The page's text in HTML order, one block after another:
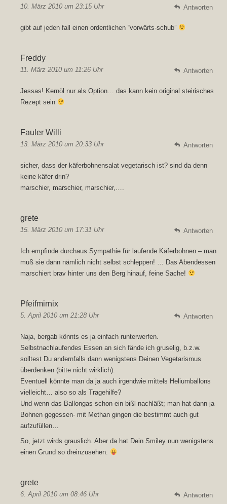
10. März 2010 um 23:15 Uhr
gibt auf jeden fall einen ordentlichen “vorwärts-schub”
Antworten
Freddy
11. März 2010 um 11:26 Uhr
Jessas! Kernöl nur als Option… das kann kein original steirisches
Rezept sein
Antworten
Fauler Willi
13. März 2010 um 20:33 Uhr
sicher, dass der käferbohnensalat vegetarisch ist? sind da denn
keine käfer drin?
marschier, marschier, marschier,….
Antworten
grete
15. März 2010 um 17:31 Uhr
Ich empfinde durchaus Sympathie für laufende Käferbohnen – man
muß sie dann nämlich nicht selbst schleppen! … Das Abendessen
marschiert brav hinter uns den Berg hinauf, feine Sache!
Antworten
Pfeifmirnix
5. April 2010 um 21:28 Uhr
Naja, bergab könnts es ja einfach runterwerfen.
Selbstnachlaufendes Essen an sich fände ich gruselig, b.z.w.
solltest Du andernfalls dann wenigstens Deinen Vegetarismus
überdenken (bitte nicht wirklich).
Eventuell könnte man da ja auch irgendwie mittels Heliumballons
vielleicht… also so als Tragehilfe?
Und wenn das Ballongas schon ein bißl nachläßt; man hat dann ja
Bohnen gegessen- mit Methan gingen die bestimmt auch gut
aufzufüllen…
So, jetzt wirds grauslich. Aber da hat Dein Smiley nun wenigstens
einen Grund so dreinzusehen.
Antworten
grete
6. April 2010 um 08:46 Uhr Antworten
»
«